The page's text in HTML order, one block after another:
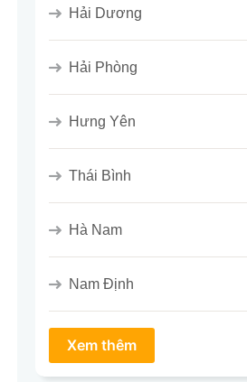
Hải Dương
Hải Phòng
Hưng Yên
Thái Bình
Hà Nam
Nam Định